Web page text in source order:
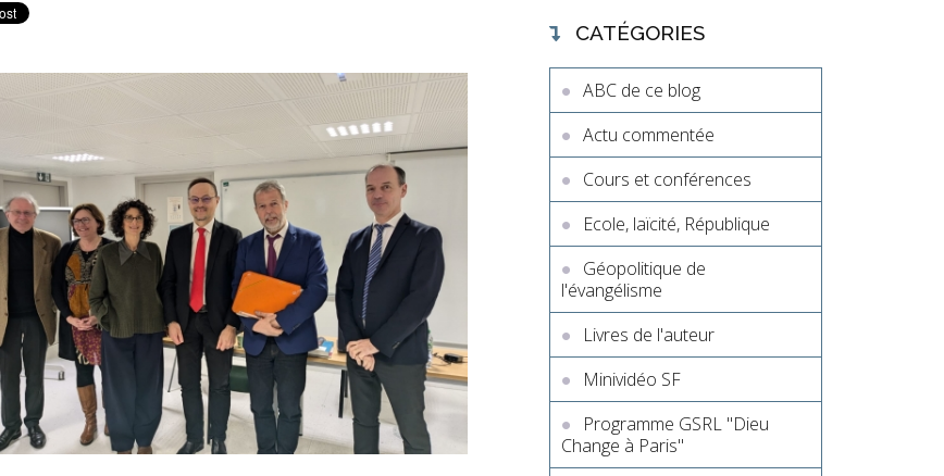
CATÉGORIES
ABC de ce blog
Actu commentée
Cours et conférences
Ecole, laïcité, République
Géopolitique de
l'évangélisme
Livres de l'auteur
Minividéo SF
Programme GSRL "Dieu
Change à Paris"